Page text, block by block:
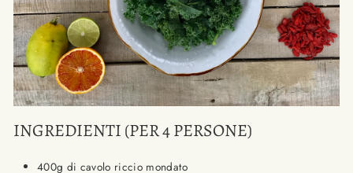
INGREDIENTI (PER 4 PERSONE)
400g di cavolo riccio mondato